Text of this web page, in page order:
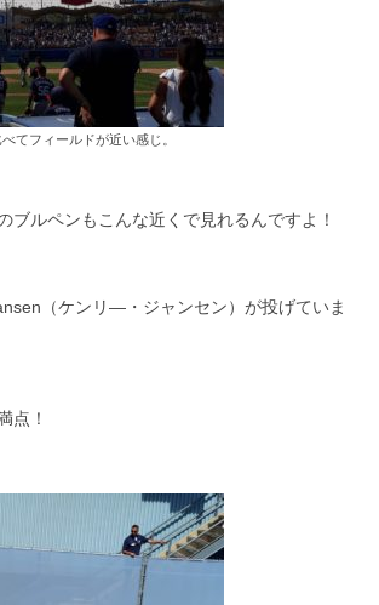
てフィールドが近い感じ。
ブルペンもこんな近くで見れるんですよ！
（ケンリ―・ジャンセン）が投げていま
点！